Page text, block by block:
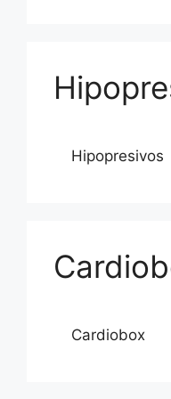
Hipopresivos
Cardiobox